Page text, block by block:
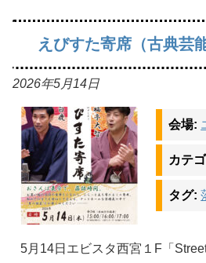
えびすた寄席（古典芸
2026年5月14日
会場:
カテ
タグ:
5月14日エビスタ西宮１F「